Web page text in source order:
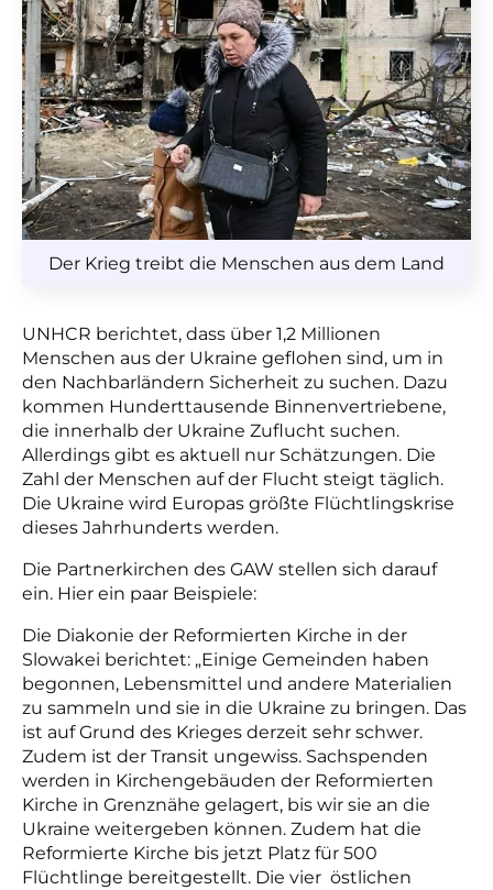
Der Krieg treibt die Menschen aus dem Land
UNHCR berichtet, dass über 1,2 Millionen
Menschen aus der Ukraine geflohen sind, um in
den Nachbarländern Sicherheit zu suchen. Dazu
kommen Hunderttausende Binnenvertriebene,
die innerhalb der Ukraine Zuflucht suchen.
Allerdings gibt es aktuell nur Schätzungen. Die
Zahl der Menschen auf der Flucht steigt täglich.
Die Ukraine wird Europas größte Flüchtlingskrise
dieses Jahrhunderts werden.
Die Partnerkirchen des GAW stellen sich darauf
ein. Hier ein paar Beispiele:
Die Diakonie der Reformierten Kirche in der
Slowakei berichtet: „Einige Gemeinden haben
begonnen, Lebensmittel und andere Materialien
zu sammeln und sie in die Ukraine zu bringen. Das
ist auf Grund des Krieges derzeit sehr schwer.
Zudem ist der Transit ungewiss. Sachspenden
werden in Kirchengebäuden der Reformierten
Kirche in Grenznähe gelagert, bis wir sie an die
Ukraine weitergeben können. Zudem hat die
Reformierte Kirche bis jetzt Platz für 500
Flüchtlinge bereitgestellt. Die vier östlichen